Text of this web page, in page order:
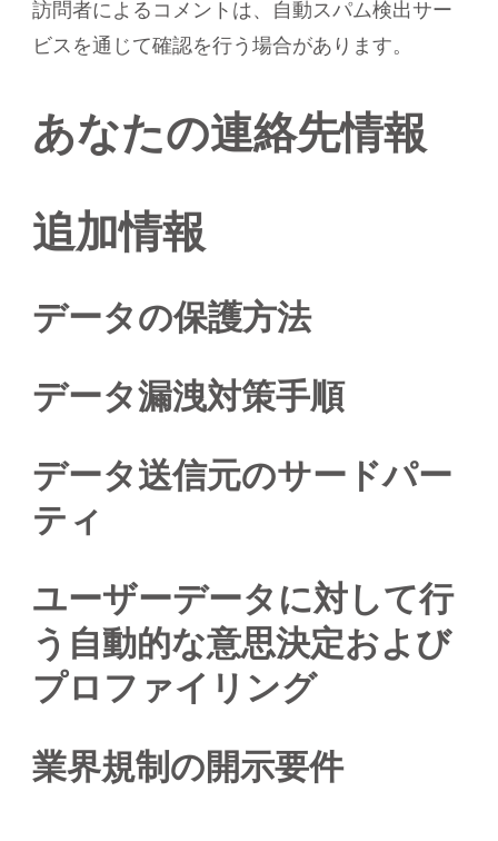
訪問者によるコメントは、自動スパム検出サー
ビスを通じて確認を行う場合があります。
あなたの連絡先情報
追加情報
データの保護方法
データ漏洩対策手順
データ送信元のサードパー
ティ
ユーザーデータに対して行
う自動的な意思決定および
プロファイリング
業界規制の開示要件